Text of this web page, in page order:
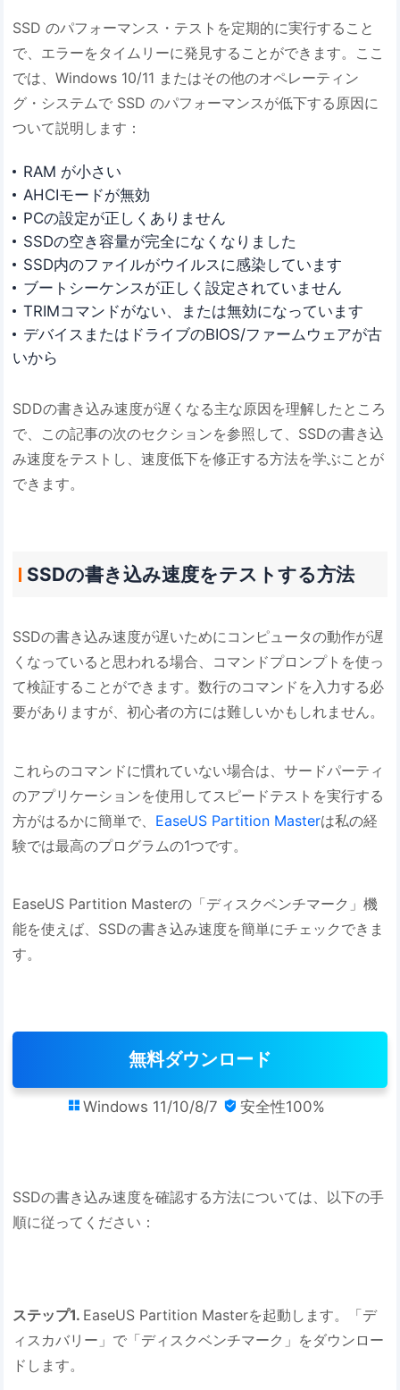
SSD のパフォーマンス・テストを定期的に実行すること
で、エラーをタイムリーに発見することができます。ここ
では、Windows 10/11 またはその他のオペレーティン
グ・システムで SSD のパフォーマンスが低下する原因に
ついて説明します：
RAM が小さい
AHCIモードが無効
PCの設定が正しくありません
SSDの空き容量が完全になくなりました
SSD内のファイルがウイルスに感染しています
ブートシーケンスが正しく設定されていません
TRIMコマンドがない、または無効になっています
デバイスまたはドライブのBIOS/ファームウェアが古
いから
SDDの書き込み速度が遅くなる主な原因を理解したところ
で、この記事の次のセクションを参照して、SSDの書き込
み速度をテストし、速度低下を修正する方法を学ぶことが
できます。
SSDの書き込み速度をテストする方法
SSDの書き込み速度が遅いためにコンピュータの動作が遅
くなっていると思われる場合、コマンドプロンプトを使っ
て検証することができます。数行のコマンドを入力する必
要がありますが、初心者の方には難しいかもしれません。
これらのコマンドに慣れていない場合は、サードパーティ
のアプリケーションを使用してスピードテストを実行する
方がはるかに簡単で、 EaseUS Partition Masterは私の経
験では最高のプログラムの1つです。
EaseUS Partition Masterの「ディスクベンチマーク」機
能を使えば、SSDの書き込み速度を簡単にチェックできま
す。
無料ダウンロード
 Windows 11/10/8/7  安全性100%
SSDの書き込み速度を確認する方法については、以下の手
順に従ってください：
ステップ1. EaseUS Partition Masterを起動します。「デ
ィスカバリー」で「ディスクベンチマーク」をダウンロー
ドします。